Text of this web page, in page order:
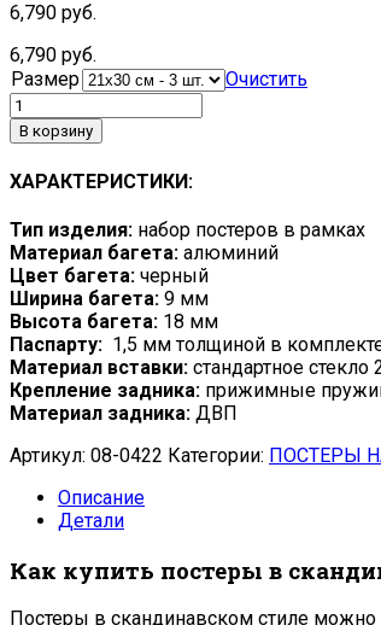
6,790 руб.
6,790 руб.
Размер
Очистить
В корзину
ХАРАКТЕРИСТИКИ:
Тип изделия: набор постеров в рамках
Материал багета: алюминий
Цвет багета: черный
Ширина багета: 9 мм
Высота багета: 18 мм
Паспарту: 1,5 мм толщиной в
Материал вставки: стандартное
Крепление задника: прижимные
Материал задника: ДВП
Артикул: 08-0422 Категории: ПОСТЕРЫ
Описание
Детали
Как купить постеры в
Постеры в скандинавском стиле